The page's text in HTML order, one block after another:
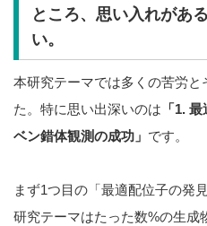
ところ、思い入れがあ
い。
本研究テーマでは多くの苦労
た。特に思い出深いのは 「1.
ベン錯体観測の成功」 です。
まず1つ目の「最適配位子の発
研究テーマはたった数%の生成